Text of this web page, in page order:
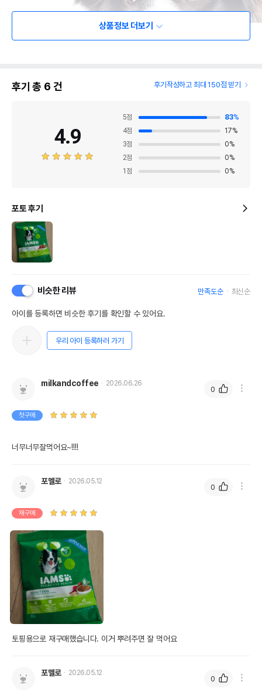
상품정보 더보기
후기 총 6 건 후기작성하고 최대 150점 받기
4.9
5점 83%
4점 17%
3점 0%
2점 0%
1 점 0%
포토 후기
비슷한 리뷰 만족도순 최신순
아이를 등록하면 비슷한 후기를 확인할 수 있어요.
우리 아이 등록하러 가기
milkandcoffee 2026.06.26
첫구매
너무너무잘먹어요~!!!!
0
포멜로 2026.05.12
재구매
토핑용으로 재구매했습니다. 이거 뿌려주면 잘 먹어요
0
포멜로 2026.05.12
0